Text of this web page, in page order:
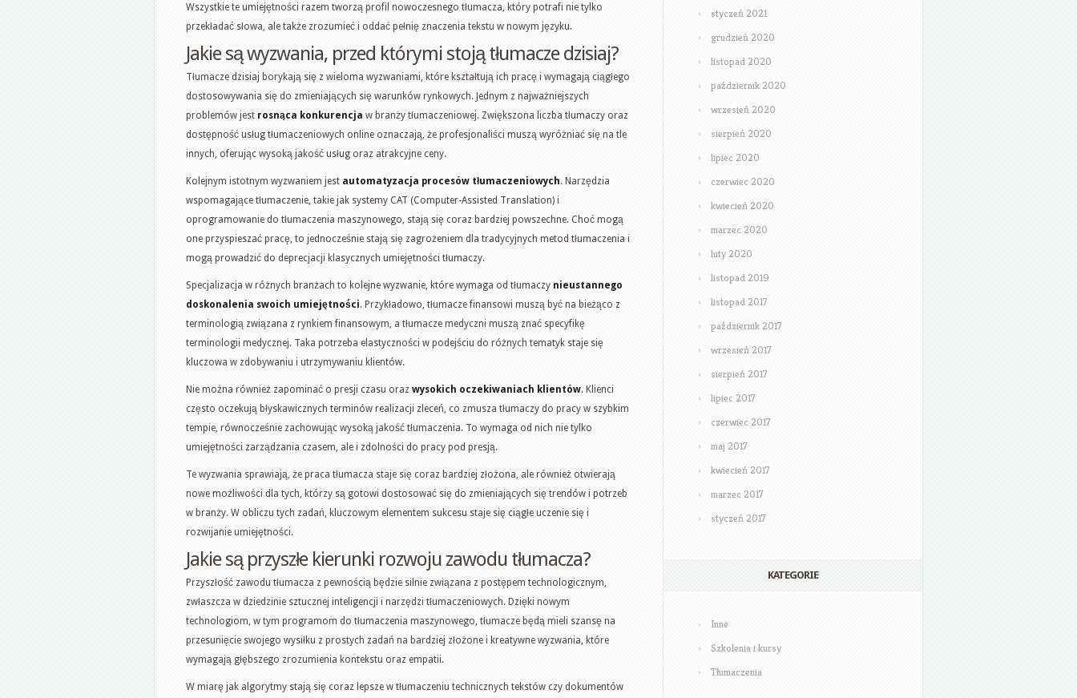
Wszystkie te umiejętności razem tworzą profil nowoczesnego tłumacza, który potrafi nie tylko
przekładać słowa, ale także zrozumieć i oddać pełnię znaczenia tekstu w nowym języku.
Jakie są wyzwania, przed którymi stoją tłumacze dzisiaj?
Tłumacze dzisiaj borykają się z wieloma wyzwaniami, które kształtują ich pracę i wymagają ciągłego
dostosowywania się do zmieniających się warunków rynkowych. Jednym z najważniejszych
problemów jest rosnąca konkurencja w branży tłumaczeniowej. Zwiększona liczba tłumaczy oraz
dostępność usług tłumaczeniowych online oznaczają, że profesjonaliści muszą wyróżniać się na tle
innych, oferując wysoką jakość usług oraz atrakcyjne ceny.
Kolejnym istotnym wyzwaniem jest automatyzacja procesów tłumaczeniowych. Narzędzia
wspomagające tłumaczenie, takie jak systemy CAT (Computer-Assisted Translation) i
oprogramowanie do tłumaczenia maszynowego, stają się coraz bardziej powszechne. Choć mogą
one przyspieszać pracę, to jednocześnie stają się zagrożeniem dla tradycyjnych metod tłumaczenia i
mogą prowadzić do deprecjacji klasycznych umiejętności tłumaczy.
Specjalizacja w różnych branżach to kolejne wyzwanie, które wymaga od tłumaczy nieustannego
doskonalenia swoich umiejętności. Przykładowo, tłumacze finansowi muszą być na bieżąco z
terminologią związana z rynkiem finansowym, a tłumacze medyczni muszą znać specyfikę
terminologii medycznej. Taka potrzeba elastyczności w podejściu do różnych tematyk staje się
kluczowa w zdobywaniu i utrzymywaniu klientów.
Nie można również zapominać o presji czasu oraz wysokich oczekiwaniach klientów. Klienci
często oczekują błyskawicznych terminów realizacji zleceń, co zmusza tłumaczy do pracy w szybkim
tempie, równocześnie zachowując wysoką jakość tłumaczenia. To wymaga od nich nie tylko
umiejętności zarządzania czasem, ale i zdolności do pracy pod presją.
Te wyzwania sprawiają, że praca tłumacza staje się coraz bardziej złożona, ale również otwierają
nowe możliwości dla tych, którzy są gotowi dostosować się do zmieniających się trendów i potrzeb
w branży. W obliczu tych zadań, kluczowym elementem sukcesu staje się ciągłe uczenie się i
rozwijanie umiejętności.
Jakie są przyszłe kierunki rozwoju zawodu tłumacza?
Przyszłość zawodu tłumacza z pewnością będzie silnie związana z postępem technologicznym,
zwłaszcza w dziedzinie sztucznej inteligencji i narzędzi tłumaczeniowych. Dzięki nowym
technologiom, w tym programom do tłumaczenia maszynowego, tłumacze będą mieli szansę na
przesunięcie swojego wysiłku z prostych zadań na bardziej złożone i kreatywne wyzwania, które
wymagają głębszego zrozumienia kontekstu oraz empatii.
W miarę jak algorytmy stają się coraz lepsze w tłumaczeniu technicznych tekstów czy dokumentów
styczeń 2021
grudzień 2020
listopad 2020
październik 2020
wrzesień 2020
sierpień 2020
lipiec 2020
czerwiec 2020
kwiecień 2020
marzec 2020
luty 2020
listopad 2019
listopad 2017
październik 2017
wrzesień 2017
sierpień 2017
lipiec 2017
czerwiec 2017
maj 2017
kwiecień 2017
marzec 2017
styczeń 2017
KATEGORIE
Inne
Szkolenia i kursy
Tłumaczenia